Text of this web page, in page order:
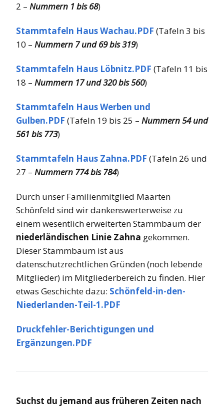
2 – Nummern 1 bis 68)
Stammtafeln Haus Wachau.PDF (Tafeln 3 bis
10 – Nummern 7 und 69 bis 319)
Stammtafeln Haus Löbnitz.PDF (Tafeln 11 bis
18 – Nummern 17 und 320 bis 560)
Stammtafeln Haus Werben und
Gulben.PDF (Tafeln 19 bis 25 – Nummern 54 und
561 bis 773)
Stammtafeln Haus Zahna.PDF (Tafeln 26 und
27 – Nummern 774 bis 784)
Durch unser Familienmitglied Maarten
Schönfeld sind wir dankenswerterweise zu
einem wesentlich erweiterten Stammbaum der
niederländischen Linie Zahna gekommen.
Dieser Stammbaum ist aus
datenschutzrechtlichen Gründen (noch lebende
Mitglieder) im Mitgliederbereich zu finden. Hier
etwas Geschichte dazu: Schönfeld-in-den-
Niederlanden-Teil-1.PDF
Druckfehler-Berichtigungen und
Ergänzungen.PDF
Suchst du jemand aus früheren Zeiten nach